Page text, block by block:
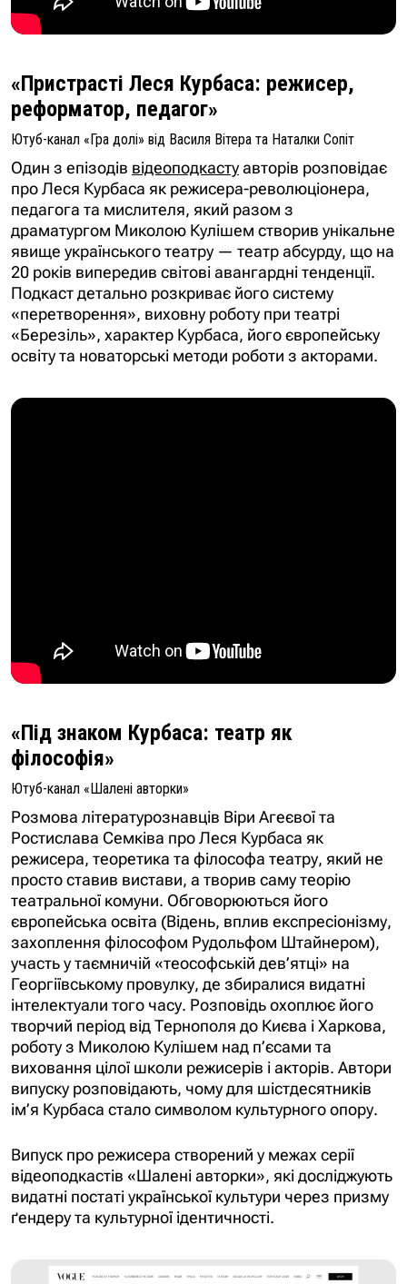
«Пристрасті Леся Курбаса: режисер,
реформатор, педагог»
Ютуб-канал «Гра долі» від Василя Вітера та Наталки Сопіт
Один з епізодів відеоподкастуавторів розповідає
про Леся Курбаса як режисера-революціонера,
педагога та мислителя, який разом з
драматургом Миколою Кулішем створив унікальне
явище українського театру — театр абсурду, що на
20 років випередив світові авангардні тенденції.
Подкаст детально розкриває його систему
«перетворення», виховну роботу при театрі
«Березіль», характер Курбаса, його європейську
освіту та новаторські методи роботи з акторами.
«Під знаком Курбаса: театр як
філософія»
Ютуб-канал «Шалені авторки»
Розмова літературознавців Віри Агеєвої та
Ростислава Семківа про Леся Курбаса як
режисера, теоретика та філософа театру, який не
просто ставив вистави, а творив саму теорію
театральної комуни. Обговорюються його
європейська освіта (Відень, вплив експресіонізму,
захоплення філософом Рудольфом Штайнером),
участь у таємничій «теософській дев’ятці» на
Георгіївському провулку, де збиралися видатні
інтелектуали того часу. Розповідь охоплює його
творчий період від Тернополя до Києва і Харкова,
роботу з Миколою Кулішем над п’єсами та
виховання цілої школи режисерів і акторів. Автори
випуску розповідають, чому для шістдесятників
ім’я Курбаса стало символом культурного опору.
Випуск про режисера створений у межах серії
відеоподкастів «Шалені авторки», які досліджують
видатні постаті української культури через призму
ґендеру та культурної ідентичності.